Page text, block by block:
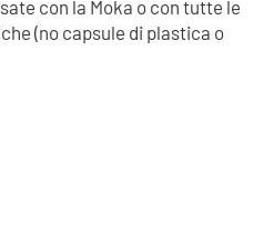
con la Moka o con tutte le
(no capsule di plastica o